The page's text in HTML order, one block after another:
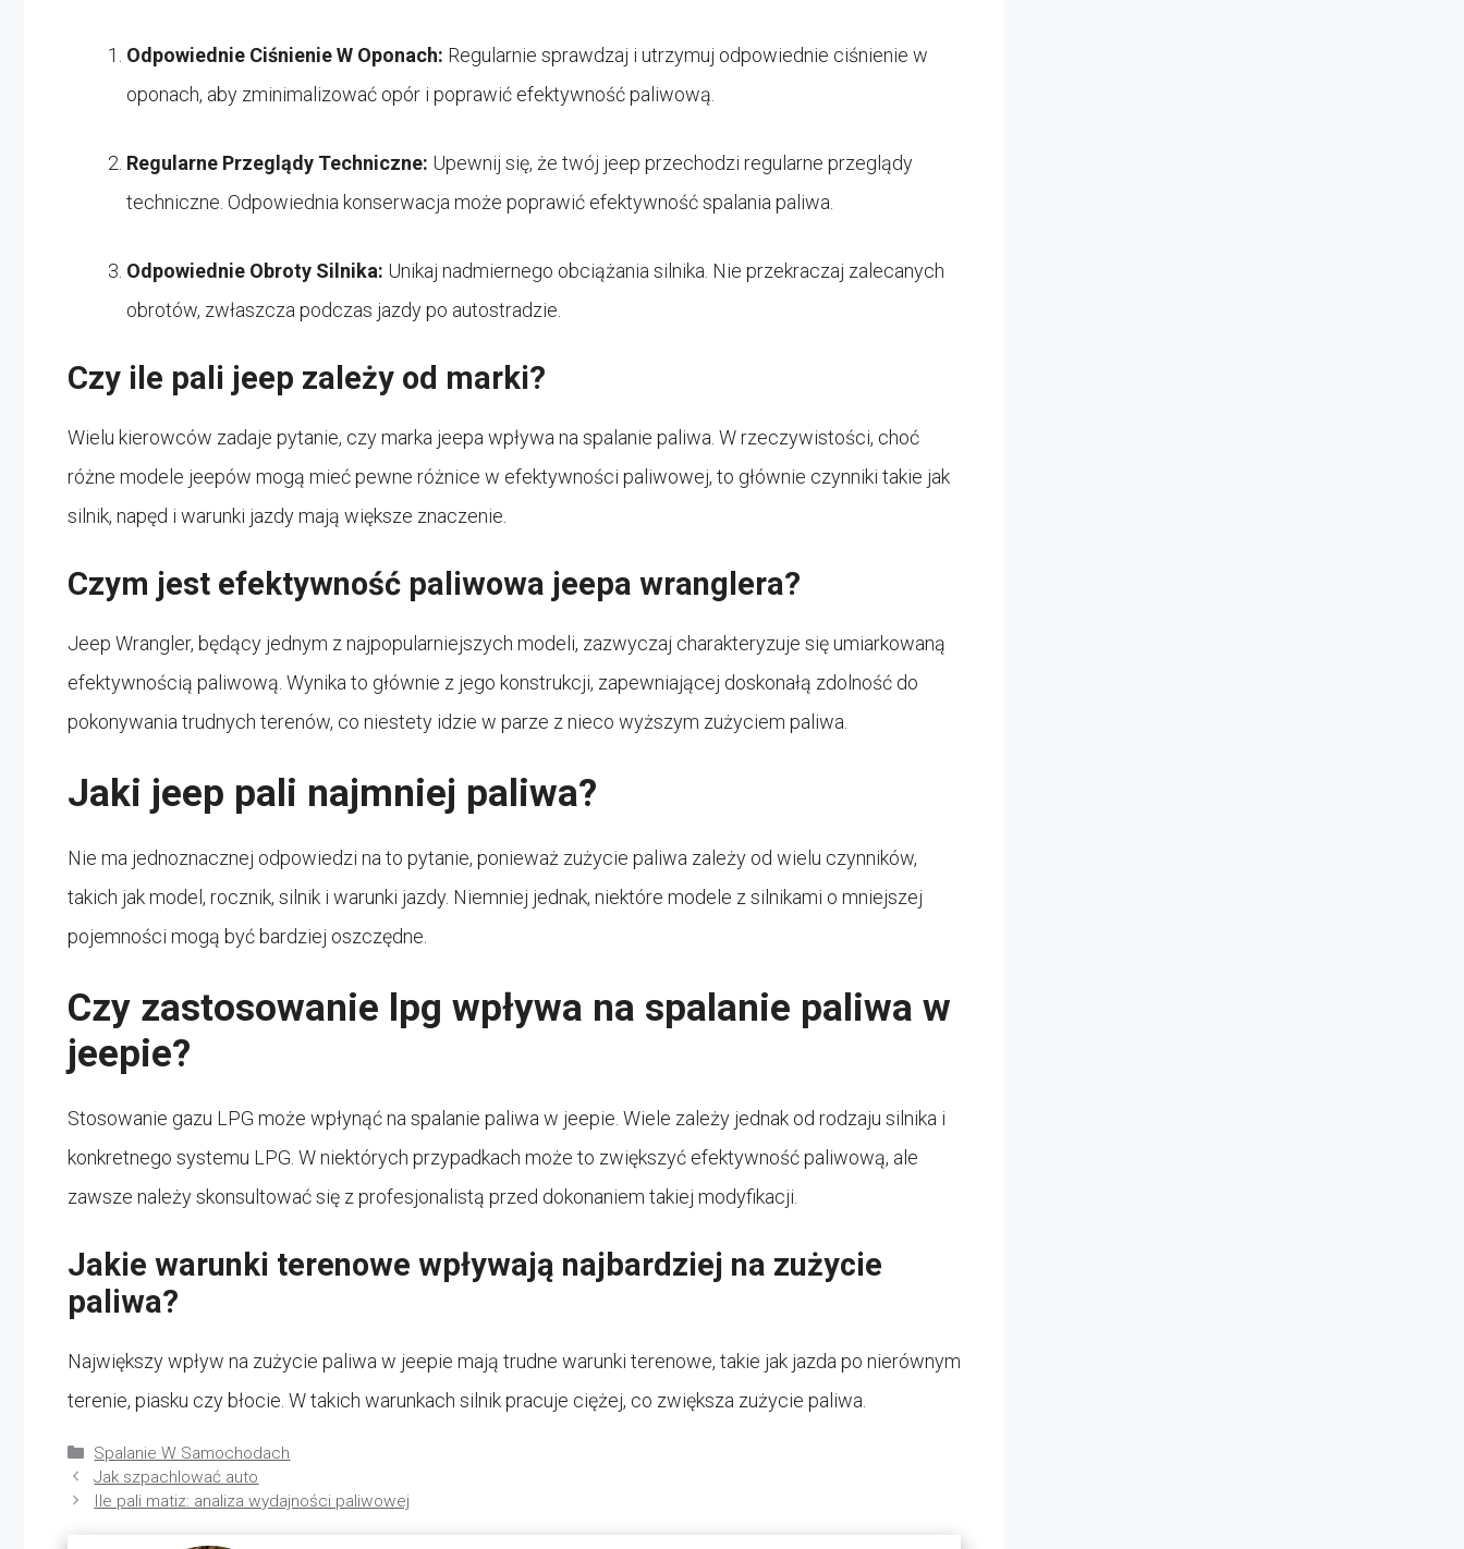
Odpowiednie Ciśnienie W Oponach: Regularnie sprawdzaj i utrzymuj odpowiednie ciśnienie w
oponach, aby zminimalizować opór i poprawić efektywność paliwową.
Regularne Przeglądy Techniczne: Upewnij się, że twój jeep przechodzi regularne przeglądy
techniczne. Odpowiednia konserwacja może poprawić efektywność spalania paliwa.
Odpowiednie Obroty Silnika: Unikaj nadmiernego obciążania silnika. Nie przekraczaj zalecanych
obrotów, zwłaszcza podczas jazdy po autostradzie.
Czy ile pali jeep zależy od marki?
Wielu kierowców zadaje pytanie, czy marka jeepa wpływa na spalanie paliwa. W rzeczywistości, choć
różne modele jeepów mogą mieć pewne różnice w efektywności paliwowej, to głównie czynniki takie jak
silnik, napęd i warunki jazdy mają większe znaczenie.
Czym jest efektywność paliwowa jeepa wranglera?
Jeep Wrangler, będący jednym z najpopularniejszych modeli, zazwyczaj charakteryzuje się umiarkowaną
efektywnością paliwową. Wynika to głównie z jego konstrukcji, zapewniającej doskonałą zdolność do
pokonywania trudnych terenów, co niestety idzie w parze z nieco wyższym zużyciem paliwa.
Jaki jeep pali najmniej paliwa?
Nie ma jednoznacznej odpowiedzi na to pytanie, ponieważ zużycie paliwa zależy od wielu czynników,
takich jak model, rocznik, silnik i warunki jazdy. Niemniej jednak, niektóre modele z silnikami o mniejszej
pojemności mogą być bardziej oszczędne.
Czy zastosowanie lpg wpływa na spalanie paliwa w
jeepie?
Stosowanie gazu LPG może wpłynąć na spalanie paliwa w jeepie. Wiele zależy jednak od rodzaju silnika i
konkretnego systemu LPG. W niektórych przypadkach może to zwiększyć efektywność paliwową, ale
zawsze należy skonsultować się z profesjonalistą przed dokonaniem takiej modyfikacji.
Jakie warunki terenowe wpływają najbardziej na zużycie
paliwa?
Największy wpływ na zużycie paliwa w jeepie mają trudne warunki terenowe, takie jak jazda po nierównym
terenie, piasku czy błocie. W takich warunkach silnik pracuje ciężej, co zwiększa zużycie paliwa.
Kategorie
Spalanie W Samochodach
Jak szpachlować auto
Ile pali matiz: analiza wydajności paliwowej